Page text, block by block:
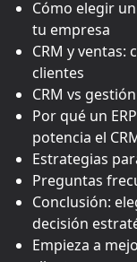
Cómo elegir
tu empresa
CRM y
clientes
CRM vs
Por qué un
potencia el
Estrategias
Preguntas
Conclusión:
decisión
Empieza a